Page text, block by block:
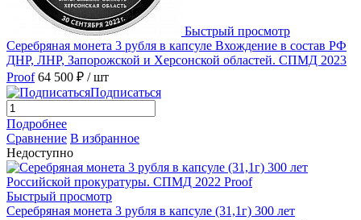
Быстрый просмотр
Серебряная монета 3 рубля в капсуле Вхождение в состав РФ
ДНР, ЛНР, Запорожской и Херсонской областей. СПМД 2023
Proof 64 500 ₽ / шт
Подписаться
Подробнее
Сравнение В избранное
Недоступно
Быстрый просмотр
Серебряная монета 3 рубля в капсуле (31,1г) 300 лет